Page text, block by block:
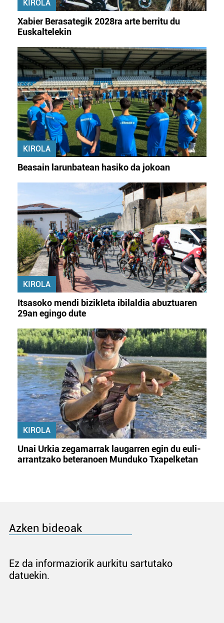
KIROLA
Xabier Berasategik 2028ra arte berritu du
Euskaltelekin
KIROLA
Beasain larunbatean hasiko da jokoan
KIROLA
Itsasoko mendi bizikleta ibilaldia abuztuaren
29an egingo dute
KIROLA
Unai Urkia zegamarrak laugarren egin du euli-
arrantzako beteranoen Munduko Txapelketan
Azken bideoak
Ez da informaziorik aurkitu sartutako
datuekin.